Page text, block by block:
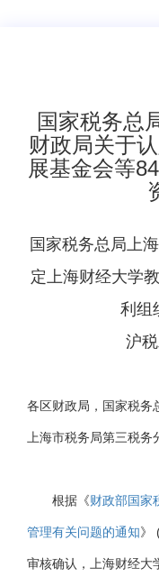
国家税务总
财政局关于
展基金会等
国家税务总局上
定上海财经大学
利组
沪
各区财政局，国家税务
上海市税务局第三税务
根据《财政部国家
管理有关问题的通知》
审核确认，上海财经大